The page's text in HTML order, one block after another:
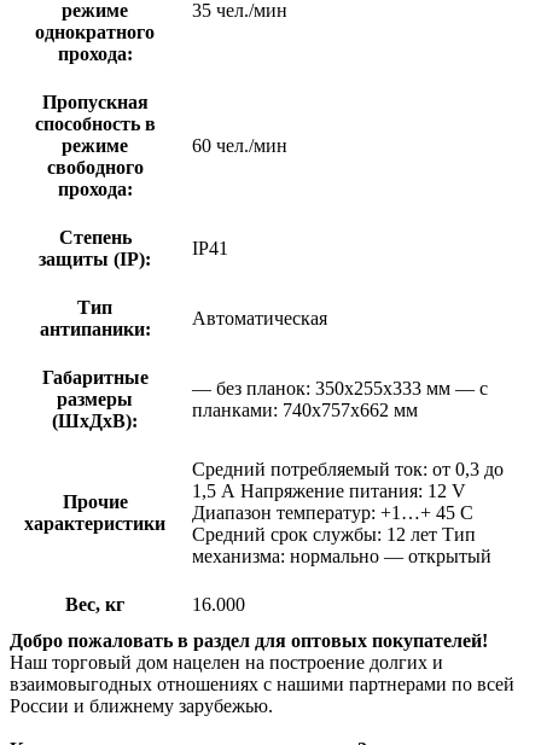
режиме
однократного
прохода:
35 чел./мин
Пропускная
способность в
режиме
свободного
прохода:
60 чел./мин
Степень
защиты (IP):
IP41
Тип
антипаники:
Автоматическая
Габаритные
размеры
(ШхДхВ):
— без планок: 350х255х333 мм — с
планками: 740х757х662 мм
Прочие
характеристики
Средний потребляемый ток: от 0,3 до
1,5 А Напряжение питания: 12 V
Диапазон температур: +1…+ 45 C
Средний срок службы: 12 лет Тип
механизма: нормально — открытый
Вес, кг
16.000
Добро пожаловать в раздел для оптовых покупателей!
Наш торговый дом нацелен на построение долгих и
взаимовыгодных отношениях с нашими партнерами по всей
России и ближнему зарубежью.